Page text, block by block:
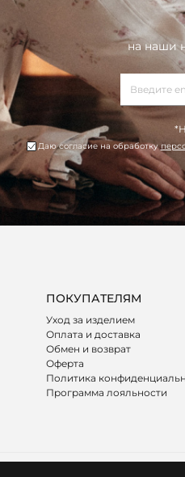
на наши
Даю согласие на обработку
ПОКУПАТЕЛЯМ
Уход за изделием
Оплата и доставка
Обмен и возврат
Оферта
Политика
Программа лояльности